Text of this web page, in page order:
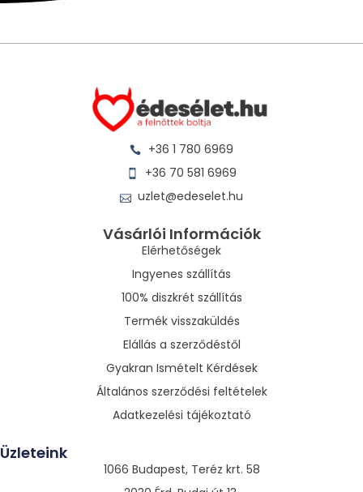
+36 1 780 6969
+36 70 581 6969
uzlet@edeselet.hu
Vásárlói Információk
Elérhetőségek
Ingyenes szállítás
100% diszkrét szállítás
Termék visszaküldés
Elállás a szerződéstől
Gyakran Ismételt Kérdések
Általános szerződési feltételek
Adatkezelési tájékoztató
Üzleteink
1066 Budapest, Teréz krt. 58